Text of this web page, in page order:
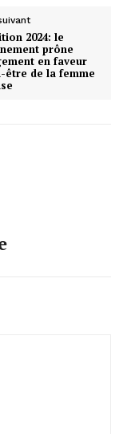
2024: le
prône
en faveur
être de la femme